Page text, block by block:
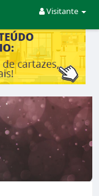
Visitante